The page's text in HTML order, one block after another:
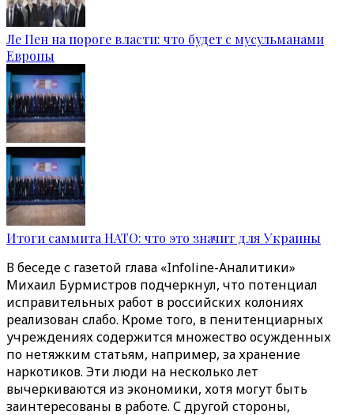
Ле Пен на пороге власти: что будет с мусульманами
Европы
Итоги саммита НАТО: что это значит для Украины
В беседе с газетой глава «Infoline-Аналитики»
Михаил Бурмистров подчеркнул, что потенциал
исправительных работ в российских колониях
реализован слабо. Кроме того, в пенитенциарных
учреждениях содержится множество осужденных
по нетяжким статьям, например, за хранение
наркотиков. Эти люди на несколько лет
вычеркиваются из экономики, хотя могут быть
заинтересованы в работе. С другой стороны,